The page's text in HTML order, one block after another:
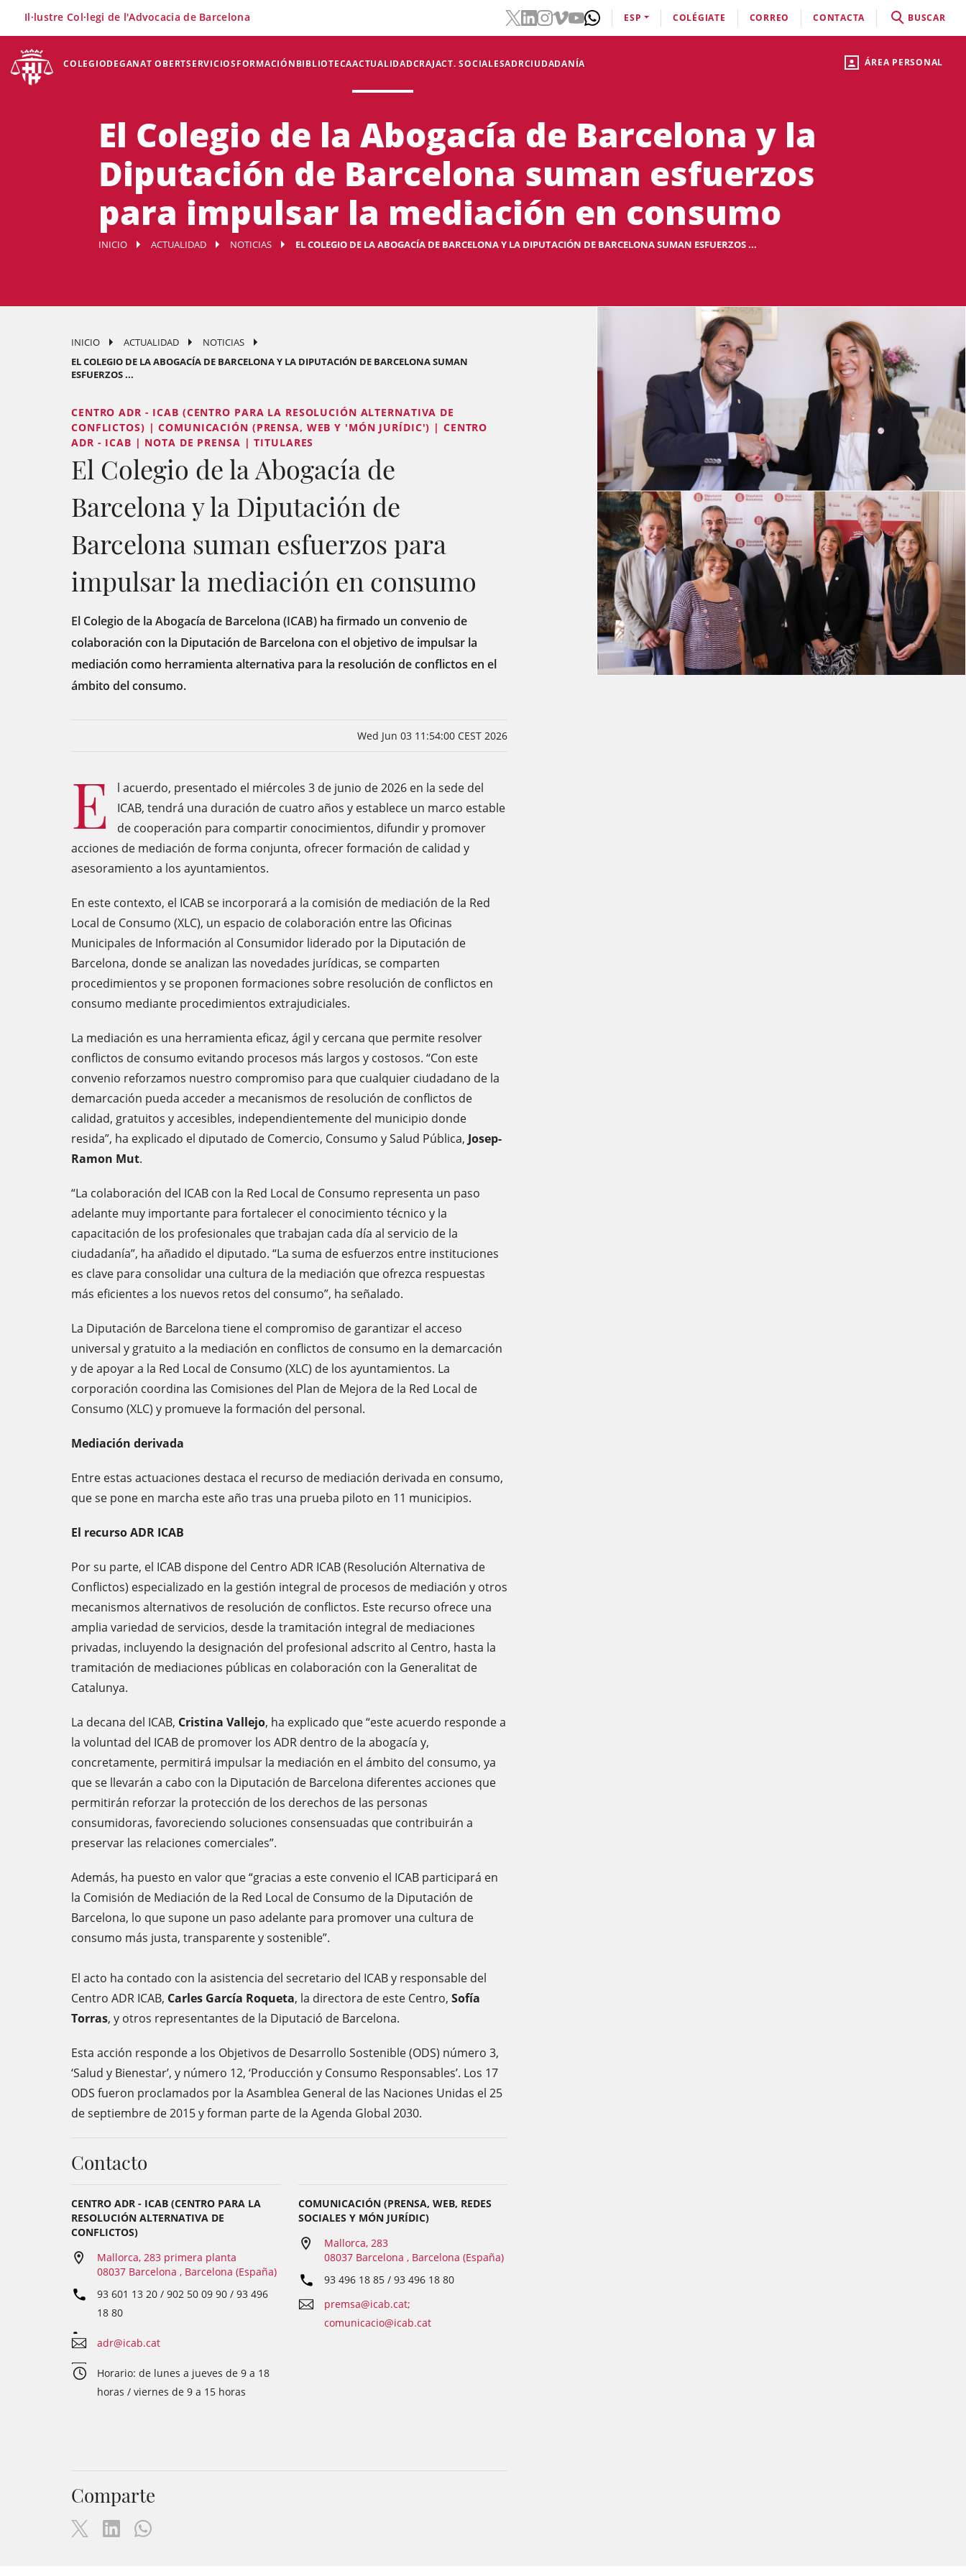
ÁREA PERSONAL
COLEGIODEGANAT OBERTSERVICIOSFORMACIÓNBIBLIOTECAACTUALIDADCRAJACT. SOCIALESADRCIUDADANÍA
Il·lustre Col·legi de l'Advocacia de Barcelona ESP COLÉGIATE CORREO CONTACTA BUSCAR
El Colegio de la Abogacía de Barcelona y la
Diputación de Barcelona suman esfuerzos
para impulsar la mediación en consumo
INICIO ACTUALIDAD NOTICIAS EL COLEGIO DE LA ABOGACÍA DE BARCELONA Y LA DIPUTACIÓN DE BARCELONA SUMAN ESFUERZOS ...
INICIO ACTUALIDAD
NOTICIAS
EL COLEGIO DE LA ABOGACÍA DE BARCELONA Y LA DIPUTACIÓN DE BARCELONA SUMAN
ESFUERZOS ...
CENTRO ADR - ICAB (CENTRO PARA LA RESOLUCIÓN ALTERNATIVA DE
CONFLICTOS) | COMUNICACIÓN (PRENSA, WEB Y 'MÓN JURÍDIC') | CENTRO
ADR - ICAB | NOTA DE PRENSA | TITULARES
El Colegio de la Abogacía de
Barcelona y la Diputación de
Barcelona suman esfuerzos para
impulsar la mediación en consumo
El Colegio de la Abogacía de Barcelona (ICAB) ha firmado un convenio de
colaboración con la Diputación de Barcelona con el objetivo de impulsar la
mediación como herramienta alternativa para la resolución de conflictos en el
ámbito del consumo.
Wed Jun 03 11:54:00 CEST 2026
E
l acuerdo, presentado el miércoles 3 de junio de 2026 en la sede del
ICAB, tendrá una duración de cuatro años y establece un marco estable
de cooperación para compartir conocimientos, difundir y promover
acciones de mediación de forma conjunta, ofrecer formación de calidad y
asesoramiento a los ayuntamientos.
En este contexto, el ICAB se incorporará a la comisión de mediación de la Red
Local de Consumo (XLC), un espacio de colaboración entre las Oficinas
Municipales de Información al Consumidor liderado por la Diputación de
Barcelona, donde se analizan las novedades jurídicas, se comparten
procedimientos y se proponen formaciones sobre resolución de conflictos en
consumo mediante procedimientos extrajudiciales.
La mediación es una herramienta eficaz, ágil y cercana que permite resolver
conflictos de consumo evitando procesos más largos y costosos. “Con este
convenio reforzamos nuestro compromiso para que cualquier ciudadano de la
demarcación pueda acceder a mecanismos de resolución de conflictos de
calidad, gratuitos y accesibles, independientemente del municipio donde
resida”, ha explicado el diputado de Comercio, Consumo y Salud Pública, Josep-
Ramon Mut.
“La colaboración del ICAB con la Red Local de Consumo representa un paso
adelante muy importante para fortalecer el conocimiento técnico y la
capacitación de los profesionales que trabajan cada día al servicio de la
ciudadanía”, ha añadido el diputado. “La suma de esfuerzos entre instituciones
es clave para consolidar una cultura de la mediación que ofrezca respuestas
más eficientes a los nuevos retos del consumo”, ha señalado.
La Diputación de Barcelona tiene el compromiso de garantizar el acceso
universal y gratuito a la mediación en conflictos de consumo en la demarcación
y de apoyar a la Red Local de Consumo (XLC) de los ayuntamientos. La
corporación coordina las Comisiones del Plan de Mejora de la Red Local de
Consumo (XLC) y promueve la formación del personal.
Mediación derivada
Entre estas actuaciones destaca el recurso de mediación derivada en consumo,
que se pone en marcha este año tras una prueba piloto en 11 municipios.
El recurso ADR ICAB
Por su parte, el ICAB dispone del Centro ADR ICAB (Resolución Alternativa de
Conflictos) especializado en la gestión integral de procesos de mediación y otros
mecanismos alternativos de resolución de conflictos. Este recurso ofrece una
amplia variedad de servicios, desde la tramitación integral de mediaciones
privadas, incluyendo la designación del profesional adscrito al Centro, hasta la
tramitación de mediaciones públicas en colaboración con la Generalitat de
Catalunya.
La decana del ICAB, Cristina Vallejo, ha explicado que “este acuerdo responde a
la voluntad del ICAB de promover los ADR dentro de la abogacía y,
concretamente, permitirá impulsar la mediación en el ámbito del consumo, ya
que se llevarán a cabo con la Diputación de Barcelona diferentes acciones que
permitirán reforzar la protección de los derechos de las personas
consumidoras, favoreciendo soluciones consensuadas que contribuirán a
preservar las relaciones comerciales”.
Además, ha puesto en valor que “gracias a este convenio el ICAB participará en
la Comisión de Mediación de la Red Local de Consumo de la Diputación de
Barcelona, lo que supone un paso adelante para promover una cultura de
consumo más justa, transparente y sostenible”.
El acto ha contado con la asistencia del secretario del ICAB y responsable del
Centro ADR ICAB, Carles García Roqueta, la directora de este Centro, Sofía
Torras, y otros representantes de la Diputació de Barcelona.
Esta acción responde a los Objetivos de Desarrollo Sostenible (ODS) número 3,
‘Salud y Bienestar’, y número 12, ‘Producción y Consumo Responsables’. Los 17
ODS fueron proclamados por la Asamblea General de las Naciones Unidas el 25
de septiembre de 2015 y forman parte de la Agenda Global 2030.
Contacto
CENTRO ADR - ICAB (CENTRO PARA LA
RESOLUCIÓN ALTERNATIVA DE
CONFLICTOS)
Mallorca, 283 primera planta
08037 Barcelona , Barcelona (España)
93 601 13 20 / 902 50 09 90 / 93 496
18 80
adr@icab.cat
Horario: de lunes a jueves de 9 a 18
horas / viernes de 9 a 15 horas
COMUNICACIÓN (PRENSA, WEB, REDES
SOCIALES Y MÓN JURÍDIC)
Mallorca, 283
08037 Barcelona , Barcelona (España)
93 496 18 85 / 93 496 18 80
premsa@icab.cat;
comunicacio@icab.cat
Comparte